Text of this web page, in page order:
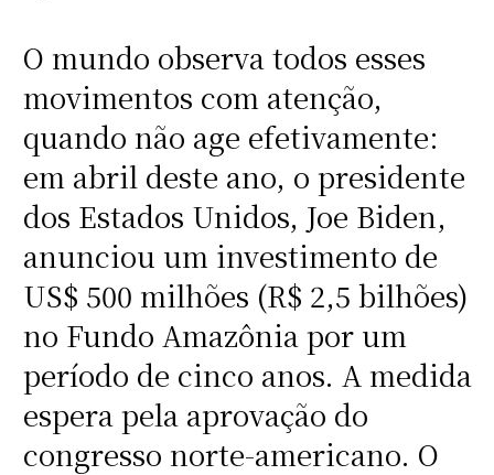
O mundo observa todos esses
movimentos com atenção,
quando não age efetivamente:
em abril deste ano, o presidente
dos Estados Unidos, Joe Biden,
anunciou um investimento de
US$ 500 milhões (R$ 2,5 bilhões)
no Fundo Amazônia por um
período de cinco anos. A medida
espera pela aprovação do
congresso norte-americano. O